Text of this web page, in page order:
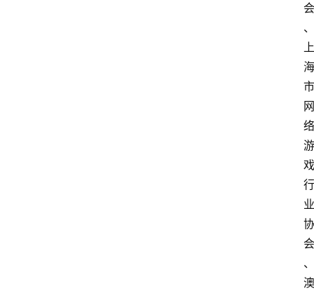
会
、
上
海
市
网
络
游
戏
行
业
协
会
、
澳